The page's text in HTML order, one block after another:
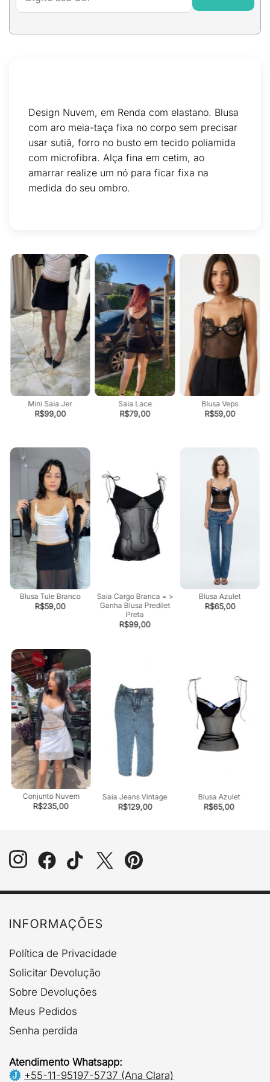
Design Nuvem, em Renda com elastano. Blusa
com aro meia-taça fixa no corpo sem precisar
usar sutiã, forro no busto em tecido poliamida
com microfibra. Alça fina em cetim, ao
amarrar realize um nó para ficar fixa na
medida do seu ombro.
Mini Saia Jer
R$99,00
Saia Lace
R$79,00
Blusa Veps
R$59,00
Blusa Azulet
R$65,00
Saia Cargo Branca = >
Ganha Blusa Predilet
Preta
R$99,00
Blusa Tule Branco
R$59,00
Conjunto Nuvem
R$235,00
Saia Jeans Vintage
R$129,00
Blusa Azulet
R$65,00
INFORMAÇÕES
Política de Privacidade
Solicitar Devolução
Sobre Devoluções
Meus Pedidos
Senha perdida
Atendimento Whatsapp:
+55-11-95197-5737 (Ana Clara)